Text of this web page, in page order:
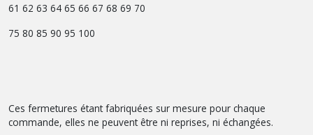
61 62 63 64 65 66 67 68 69 70
75 80 85 90 95 100
Ces fermetures étant fabriquées sur mesure pour chaque
commande, elles ne peuvent être ni reprises, ni échangées.